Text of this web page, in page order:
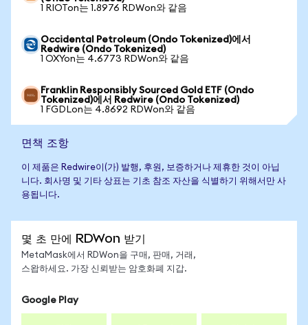
1 RIOTon는 1.8976 RDWon와 같음
Occidental Petroleum (Ondo Tokenized)에서
Redwire (Ondo Tokenized)
1 OXYon는 4.6773 RDWon와 같음
Franklin Responsibly Sourced Gold ETF (Ondo
Tokenized)에서 Redwire (Ondo Tokenized)
1 FGDLon는 4.8692 RDWon와 같음
면책 조항
이 제품은 Redwire이(가) 발행, 후원, 보증하거나 제휴한 것이 아닙
니다. 회사명 및 기타 상표는 기초 참조 자산을 식별하기 위해서만 사
용됩니다.
몇 초 만에 RDWon 받기
MetaMask에서 RDWon을 구매, 판매, 거래,
스왑하세요. 가장 신뢰받는 암호화폐 지갑.
Google Play